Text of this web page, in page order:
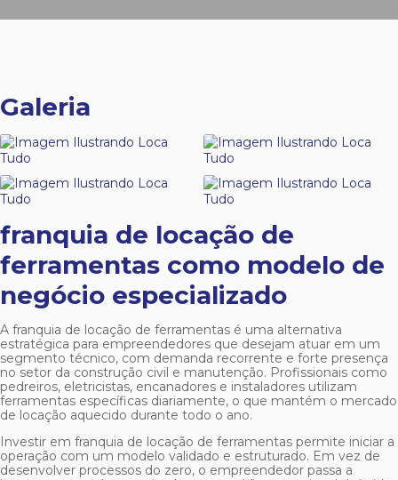
Galeria
franquia de locação de
ferramentas como modelo de
negócio especializado
A franquia de locação de ferramentas é uma alternativa
estratégica para empreendedores que desejam atuar em um
segmento técnico, com demanda recorrente e forte presença
no setor da construção civil e manutenção. Profissionais como
pedreiros, eletricistas, encanadores e instaladores utilizam
ferramentas específicas diariamente, o que mantém o mercado
de locação aquecido durante todo o ano.
Investir em franquia de locação de ferramentas permite iniciar a
operação com um modelo validado e estruturado. Em vez de
desenvolver processos do zero, o empreendedor passa a